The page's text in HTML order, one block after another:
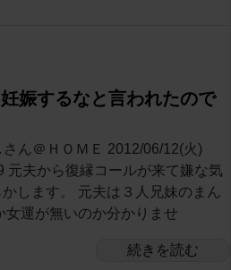
妊娠するなと言われたので
さん＠ＨＯＭＥ 2012/06/12(火)
元夫から復縁コールが来て嫌な気
します。 元夫は３人兄妹のまん
女運が無いのか分かりませ
続きを読む